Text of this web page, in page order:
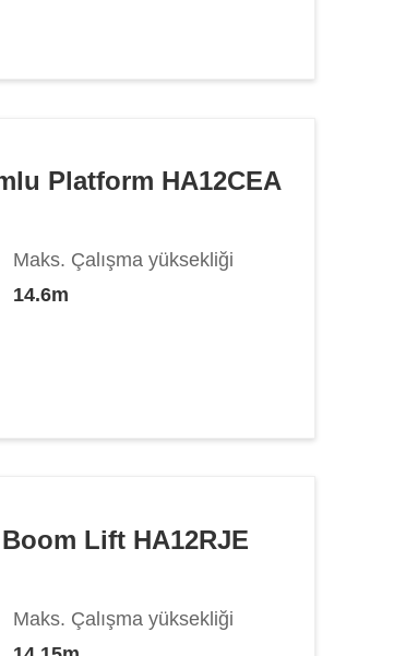
Platform HA12CEA
Maks. Çalışma yüksekliği
14.6m
Lift HA12RJE
Maks. Çalışma yüksekliği